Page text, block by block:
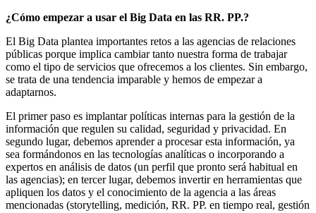
¿Cómo empezar a usar el Big Data en las RR. PP.?
El Big Data plantea importantes retos a las agencias de relaciones
públicas porque implica cambiar tanto nuestra forma de trabajar
como el tipo de servicios que ofrecemos a los clientes. Sin embargo,
se trata de una tendencia imparable y hemos de empezar a
adaptarnos.
El primer paso es implantar políticas internas para la gestión de la
información que regulen su calidad, seguridad y privacidad. En
segundo lugar, debemos aprender a procesar esta información, ya
sea formándonos en las tecnologías analíticas o incorporando a
expertos en análisis de datos (un perfil que pronto será habitual en
las agencias); en tercer lugar, debemos invertir en herramientas que
apliquen los datos y el conocimiento de la agencia a las áreas
mencionadas (storytelling, medición, RR. PP. en tiempo real, gestión